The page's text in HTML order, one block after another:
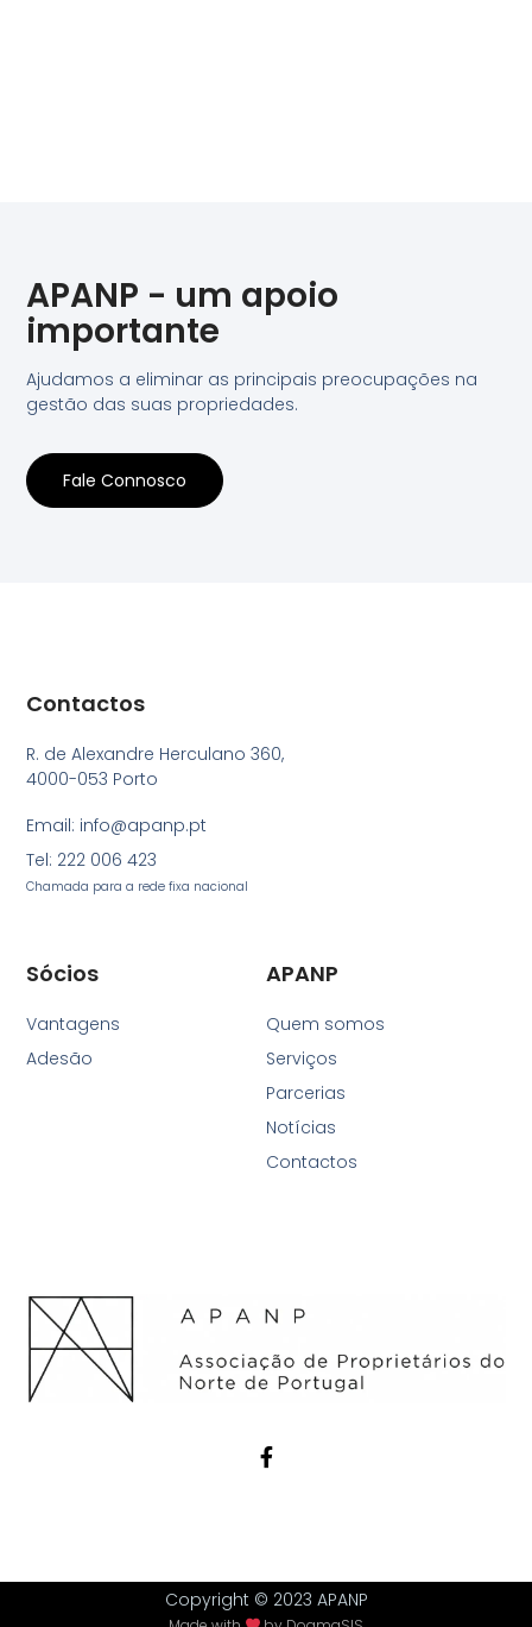
APANP - um apoio
importante
Ajudamos a eliminar as principais preocupações na
gestão das suas propriedades.
Fale Connosco
APANP
Quem somos
Serviços
Parcerias
Notícias
Contactos
Sócios
Vantagens
Adesão
Contactos
R. de Alexandre Herculano 360,
4000-053 Porto
Email: info@apanp.pt
Tel: 222 006 423
Chamada para a rede fixa nacional
Copyright © 2023 APANP